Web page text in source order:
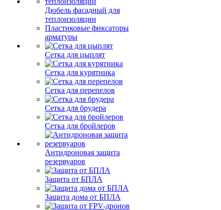
Дюбель фасадный для
теплоизоляции
Пластиковые фиксаторы
арматуры
Сетка для цыплят
Сетка для курятника
Сетка для перепелов
Сетка для брудера
Сетка для бройлеров
Антидроновая защита
резервуаров
Защита от БПЛА
Защита дома от БПЛА